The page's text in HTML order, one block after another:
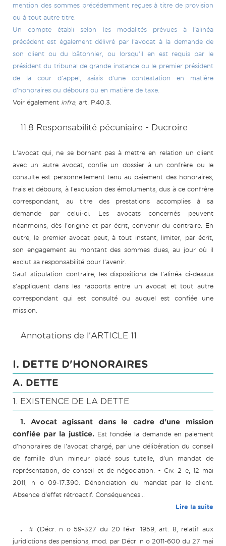
mention des sommes précédemment reçues à titre de provision
ou à tout autre titre.
Un compte établi selon les modalités prévues à l'alinéa
précédent est également délivré par l'avocat à la demande de
son client ou du bâtonnier, ou lorsqu'il en est requis par le
président du tribunal de grande instance ou le premier président
de la cour d'appel, saisis d'une contestation en matière
d'honoraires ou débours ou en matière de taxe.
Voir également infra, art. P.40.3.
11.8 Responsabilité pécuniaire - Ducroire
L'avocat qui, ne se bornant pas à mettre en relation un client
avec un autre avocat, confie un dossier à un confrère ou le
consulte est personnellement tenu au paiement des honoraires,
frais et débours, à l'exclusion des émoluments, dus à ce confrère
correspondant, au titre des prestations accomplies à sa
demande par celui-ci. Les avocats concernés peuvent
néanmoins, dès l'origine et par écrit, convenir du contraire. En
outre, le premier avocat peut, à tout instant, limiter, par écrit,
son engagement au montant des sommes dues, au jour où il
exclut sa responsabilité pour l'avenir.
Sauf stipulation contraire, les dispositions de l'alinéa ci-dessus
s'appliquent dans les rapports entre un avocat et tout autre
correspondant qui est consulté ou auquel est confiée une
mission.
Annotations de l'ARTICLE 11
I. DETTE D'HONORAIRES
A. DETTE
1. EXISTENCE DE LA DETTE
1. Avocat agissant dans le cadre d'une mission
confiée par la justice. Est fondée la demande en paiement
d'honoraires de l'avocat chargé, par une délibération du conseil
de famille d'un mineur placé sous tutelle, d'un mandat de
représentation, de conseil et de négociation. • Civ. 2 e, 12 mai
2011, n o 09-17.390. Dénonciation du mandat par le client.
Absence d'effet rétroactif. Conséquences...
Lire la suite
.
# (Décr. n o 59-327 du 20 févr. 1959, art. 8, relatif aux
juridictions des pensions, mod. par Décr. n o 2011-600 du 27 mai